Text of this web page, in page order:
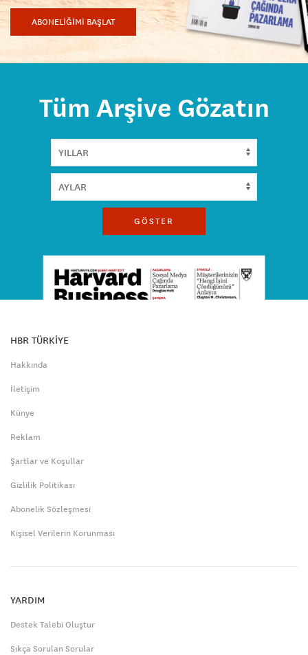
ABONELİĞİMİ BAŞLAT
Tüm Arşive Gözatın
GÖSTER
HBR TÜRKİYE
Hakkında
İletişim
Künye
Reklam
Şartlar ve Koşullar
Gizlilik Politikası
Abonelik Sözleşmesi
Kişisel Verilerin Korunması
YARDIM
Destek Talebi Oluştur
Sıkça Sorulan Sorular